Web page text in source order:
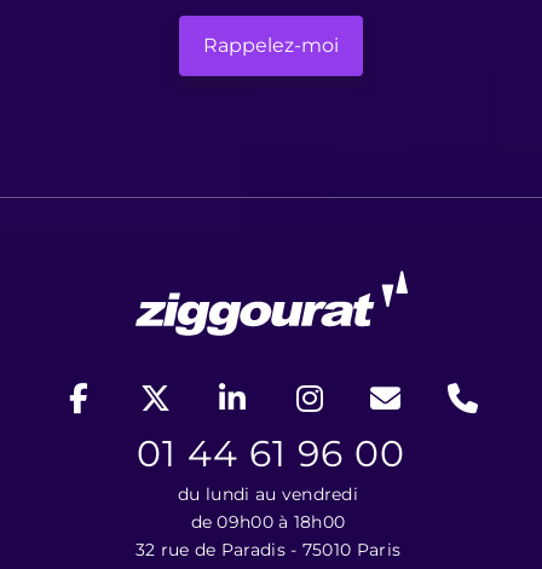
01 44 61 96 00
du lundi au vendredi
de 09h00 à 18h00
32 rue de Paradis - 75010 Paris